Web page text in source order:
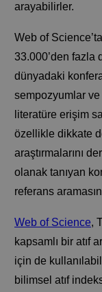
arayabilirler.
Web of
33.000’den fazla
dünyadaki
sempozyumlar ve
literatüre erişim
özellikle dikkate
araştırmalarını
olanak tanıyan
referans
Web of Science,
kapsamlı bir atıf
için de
bilimsel atıf